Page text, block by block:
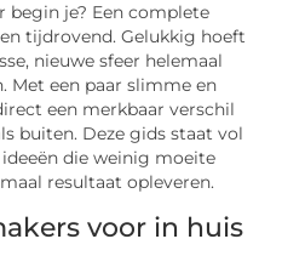
begin je? Een complete
tijdrovend. Gelukkig hoeft
nieuwe sfeer helemaal
Met een paar slimme en
een merkbaar verschil
buiten. Deze gids staat vol
die weinig moeite
resultaat opleveren.
voor in huis